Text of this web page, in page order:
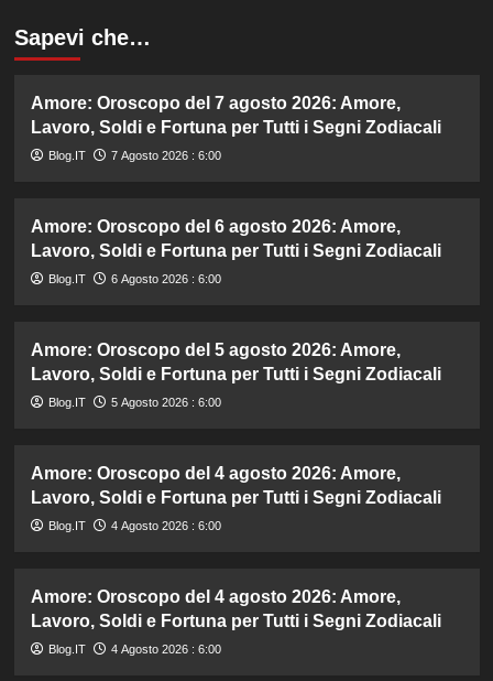
Sapevi che…
Amore: Oroscopo del 7 agosto 2026: Amore,
Lavoro, Soldi e Fortuna per Tutti i Segni Zodiacali
Blog.IT 7 Agosto 2026 : 6:00
Amore: Oroscopo del 6 agosto 2026: Amore,
Lavoro, Soldi e Fortuna per Tutti i Segni Zodiacali
Blog.IT 6 Agosto 2026 : 6:00
Amore: Oroscopo del 5 agosto 2026: Amore,
Lavoro, Soldi e Fortuna per Tutti i Segni Zodiacali
Blog.IT 5 Agosto 2026 : 6:00
Amore: Oroscopo del 4 agosto 2026: Amore,
Lavoro, Soldi e Fortuna per Tutti i Segni Zodiacali
Blog.IT 4 Agosto 2026 : 6:00
Amore: Oroscopo del 4 agosto 2026: Amore,
Lavoro, Soldi e Fortuna per Tutti i Segni Zodiacali
Blog.IT 4 Agosto 2026 : 6:00